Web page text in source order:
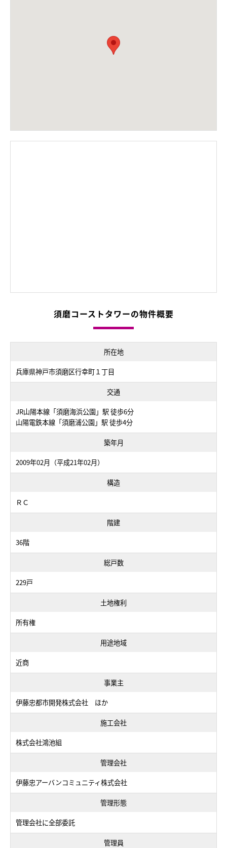
須磨コーストタワーの物件概要
所在地
兵庫県神戸市須磨区行幸町１丁目
交通
JR山陽本線「須磨海浜公園」駅 徒歩6分
山陽電鉄本線「須磨浦公園」駅 徒歩4分
築年月
2009年02月（平成21年02月）
構造
ＲＣ
階建
36階
総戸数
229戸
土地権利
所有権
用途地域
近商
事業主
伊藤忠都市開発株式会社 ほか
施工会社
株式会社鴻池組
管理会社
伊藤忠アーバンコミュニティ株式会社
管理形態
管理会社に全部委託
管理員